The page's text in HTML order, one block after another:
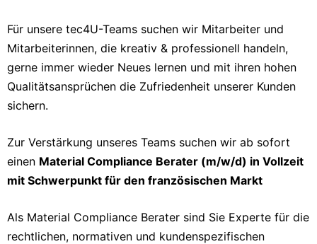
Für unsere tec4U-Teams suchen wir Mitarbeiter und
Mitarbeiterinnen, die kreativ & professionell handeln,
gerne immer wieder Neues lernen und mit ihren hohen
Qualitätsansprüchen die Zufriedenheit unserer Kunden
sichern.
Zur Verstärkung unseres Teams suchen wir ab sofort
einen Material Compliance Berater (m/w/d) in Vollzeit
mit Schwerpunkt für den französischen Markt
Als Material Compliance Berater sind Sie Experte für die
rechtlichen, normativen und kundenspezifischen